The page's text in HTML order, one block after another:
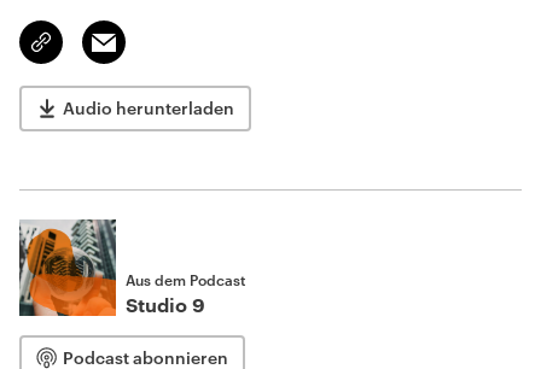
Link
kopieren/teilen
Email
Audio herunterladen
Aus dem Podcast
Studio 9
Podcast abonnieren